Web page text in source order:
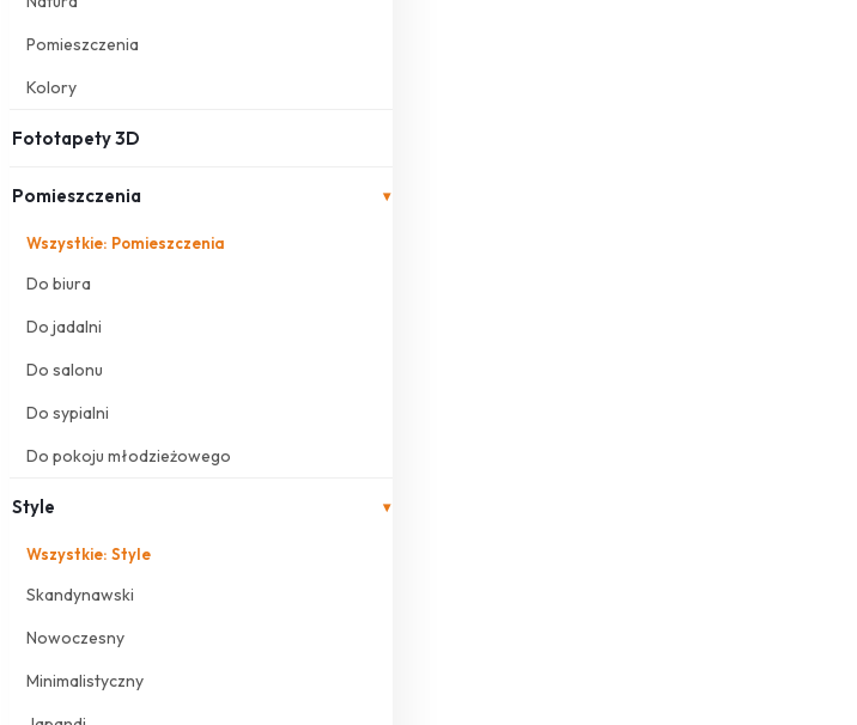
Pomieszczenia
Kolory
Fototapety 3D
Pomieszczenia ▾
Wszystkie: Pomieszczenia
Do biura
Do jadalni
Do salonu
Do sypialni
Do pokoju młodzieżowego
Style ▾
Wszystkie: Style
Skandynawski
Nowoczesny
Minimalistyczny